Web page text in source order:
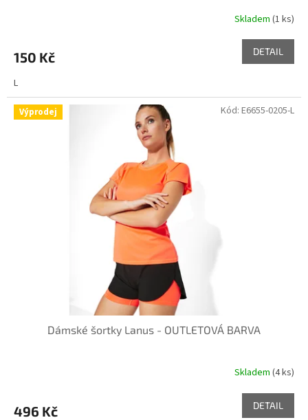
Skladem (1 ks)
150 Kč DETAIL
L
Výprodej
Dámské šortky Lanus - OUTLETOVÁ BARVA
Skladem (4 ks)
496 Kč DETAIL
Kód: E6655-0205-L